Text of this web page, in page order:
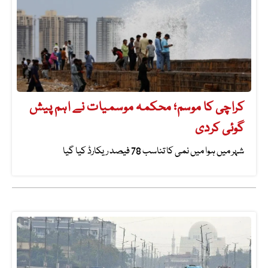
کراچی کا موسم؛ محکمہ موسمیات نے اہم پیش
گوئی کردی
شہر میں ہوا میں نمی کا تناسب 78 فیصد ریکارڈ کیا گیا